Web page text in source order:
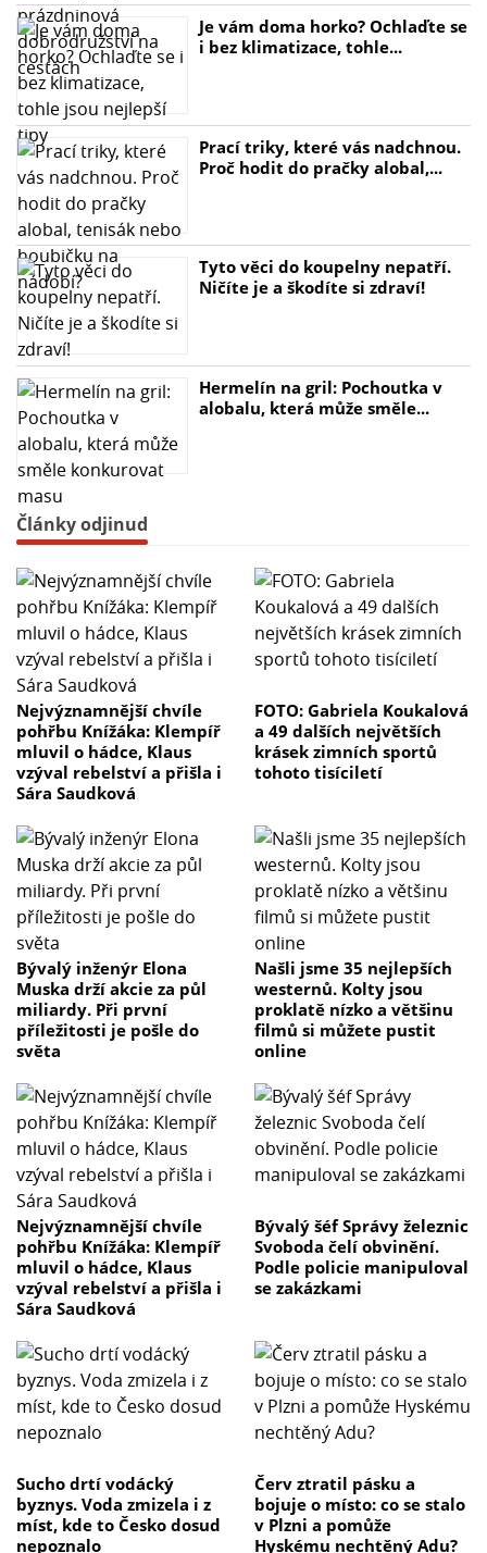
Je vám doma horko? Ochlaďte se
i bez klimatizace, tohle...
Prací triky, které vás nadchnou.
Proč hodit do pračky alobal,...
Tyto věci do koupelny nepatří.
Ničíte je a škodíte si zdraví!
Hermelín na gril: Pochoutka v
alobalu, která může směle...
Články odjinud
Nejvýznamnější chvíle
pohřbu Knížáka: Klempíř
mluvil o hádce, Klaus
vzýval rebelství a přišla i
Sára Saudková
FOTO: Gabriela Koukalová
a 49 dalších největších
krásek zimních sportů
tohoto tisíciletí
Bývalý inženýr Elona
Muska drží akcie za půl
miliardy. Při první
příležitosti je pošle do
světa
Našli jsme 35 nejlepších
westernů. Kolty jsou
proklatě nízko a většinu
filmů si můžete pustit
online
Nejvýznamnější chvíle
pohřbu Knížáka: Klempíř
mluvil o hádce, Klaus
vzýval rebelství a přišla i
Sára Saudková
Bývalý šéf Správy železnic
Svoboda čelí obvinění.
Podle policie manipuloval
se zakázkami
Sucho drtí vodácký
byznys. Voda zmizela i z
míst, kde to Česko dosud
nepoznalo
Červ ztratil pásku a
bojuje o místo: co se stalo
v Plzni a pomůže
Hyskému nechtěný Adu?